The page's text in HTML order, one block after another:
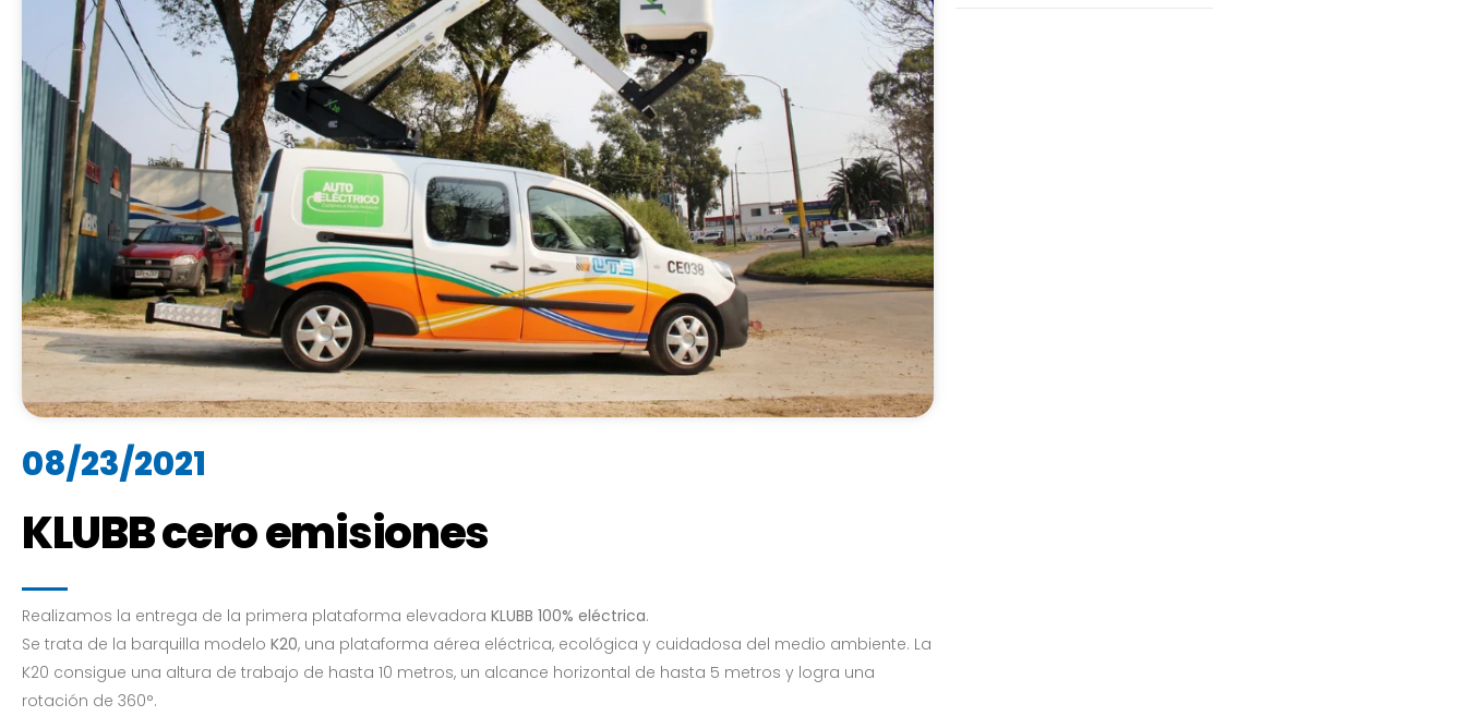
08/23/2021
KLUBB cero emisiones
Realizamos la entrega de la primera plataforma elevadora KLUBB 100% eléctrica.
Se trata de la barquilla modelo K20, una plataforma aérea eléctrica, ecológica y cuidadosa del medio ambiente. La
K20 consigue una altura de trabajo de hasta 10 metros, un alcance horizontal de hasta 5 metros y logra una
rotación de 360°.